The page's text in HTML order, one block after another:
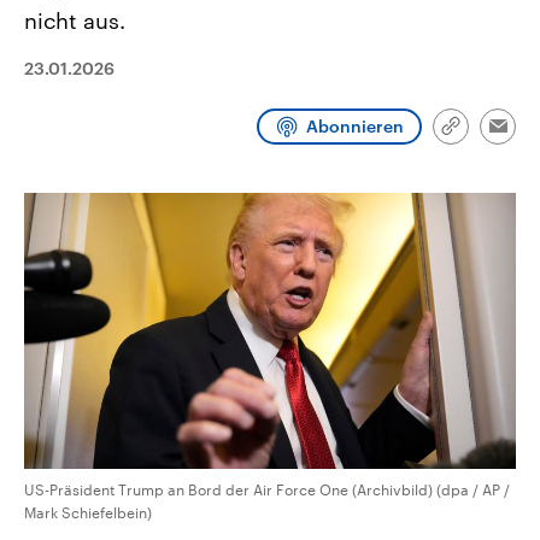
2026
September 2026 einen neuen
Umfragen, Prognosen,
Wahlprogramme, aktuelle Berichte
und Hintergründe zu den Parteien
und Kandidaten der anstehenden
Wirtschaftlich und
gehören die Vereinigten
den mächtigsten Ländern
Sendungen Programm Podcasts
Audio-Archiv
nicht aus.
23.01.2026
Abonnieren
Link
US-Präsident Trump an Bord der Air Force One (Archivbild) (dpa / AP /
Mark Schiefelbein)